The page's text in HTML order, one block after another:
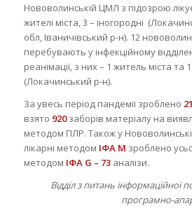
Нововолинській ЦМЛ з підозрою
жителі міста, 3 – іногородні
обл, Іваничівський р-н). 12
перебувають у інфекційному
реанімації, з них – 1 житель міста та
(Локачинський р-н).
За увесь період пандемії зроблено
взято 920заборів матеріалу на
методом ПЛР. Також у
лікарні методом ІФА М зроблено
методом ІФА G – 73 аналізи.
Відділ з питань інформаційної
програмно-